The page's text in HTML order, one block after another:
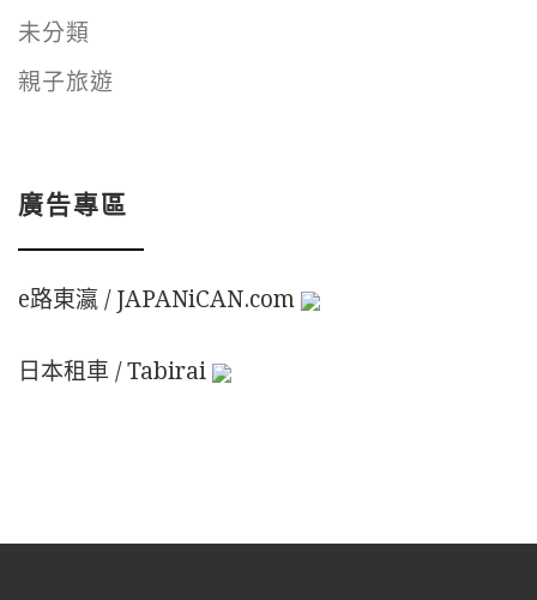
未分類
親子旅遊
廣告專區
e路東瀛 / JAPANiCAN.com
日本租車 / Tabirai